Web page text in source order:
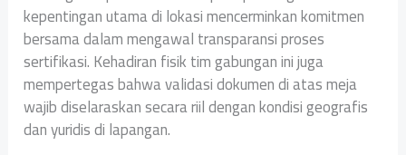
kepentingan utama di lokasi mencerminkan komitmen
bersama dalam mengawal transparansi proses
sertifikasi. Kehadiran fisik tim gabungan ini juga
mempertegas bahwa validasi dokumen di atas meja
wajib diselaraskan secara riil dengan kondisi geografis
dan yuridis di lapangan.